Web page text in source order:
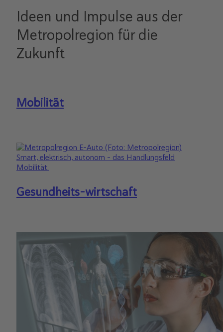
Ideen und Impulse aus der
Metropolregion für die
Zukunft
Mobilität
Smart, elektrisch, autonom – das Handlungsfeld
Mobilität.
Gesundheits-wirtschaft